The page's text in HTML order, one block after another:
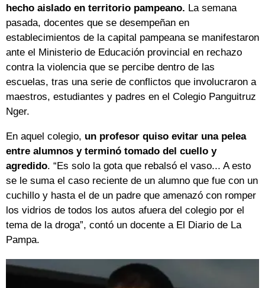
hecho aislado en territorio pampeano. La semana
pasada, docentes que se desempeñan en
establecimientos de la capital pampeana se manifestaron
ante el Ministerio de Educación provincial en rechazo
contra la violencia que se percibe dentro de las
escuelas, tras una serie de conflictos que involucraron a
maestros, estudiantes y padres en el Colegio Panguitruz
Nger.
En aquel colegio, un profesor quiso evitar una pelea
entre alumnos y terminó tomado del cuello y
agredido. “Es solo la gota que rebalsó el vaso... A esto
se le suma el caso reciente de un alumno que fue con un
cuchillo y hasta el de un padre que amenazó con romper
los vidrios de todos los autos afuera del colegio por el
tema de la droga”, contó un docente a El Diario de La
Pampa.